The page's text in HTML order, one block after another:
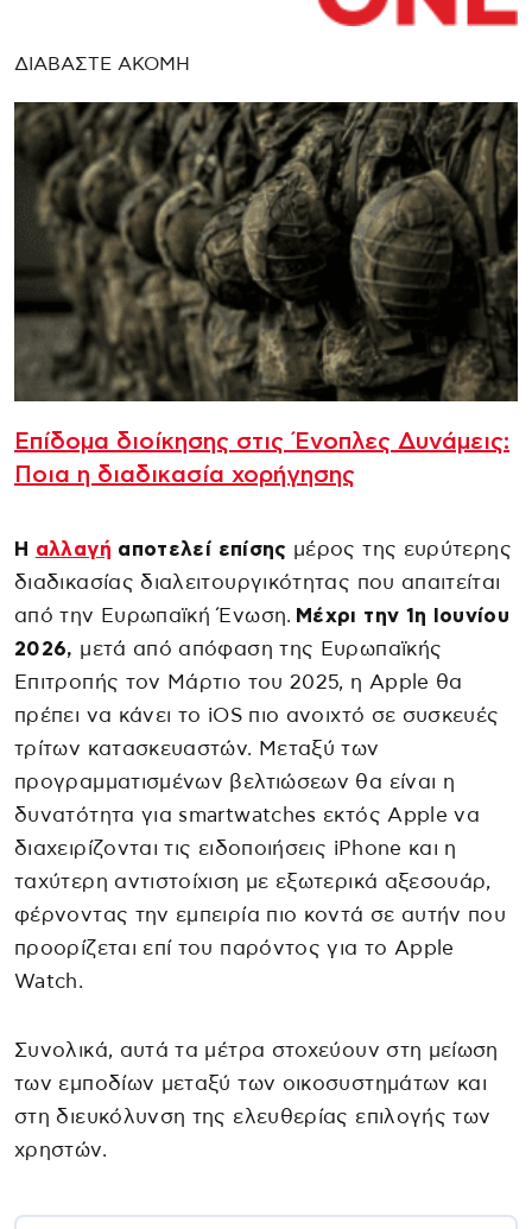
ΔΙΑΒΑΣΤΕ ΑΚΟΜΗ
Επίδομα διοίκησης στις Ένοπλες Δυνάμεις:
Ποια η διαδικασία χορήγησης
Η αλλαγή αποτελεί επίσης μέρος της ευρύτερης
διαδικασίας διαλειτουργικότητας που απαιτείται
από την Ευρωπαϊκή Ένωση. Μέχρι την 1η Ιουνίου
2026, μετά από απόφαση της Ευρωπαϊκής
Επιτροπής τον Μάρτιο του 2025, η Apple θα
πρέπει να κάνει το iOS πιο ανοιχτό σε συσκευές
τρίτων κατασκευαστών. Μεταξύ των
προγραμματισμένων βελτιώσεων θα είναι η
δυνατότητα για smartwatches εκτός Apple να
διαχειρίζονται τις ειδοποιήσεις iPhone και η
ταχύτερη αντιστοίχιση με εξωτερικά αξεσουάρ,
φέρνοντας την εμπειρία πιο κοντά σε αυτήν που
προορίζεται επί του παρόντος για το Apple
Watch.
Συνολικά, αυτά τα μέτρα στοχεύουν στη μείωση
των εμποδίων μεταξύ των οικοσυστημάτων και
στη διευκόλυνση της ελευθερίας επιλογής των
χρηστών.